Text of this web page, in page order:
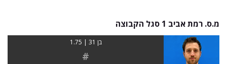
מ.ס. רמת אביב 1 סגל הקבוצה
בן 31 | 1.75
#